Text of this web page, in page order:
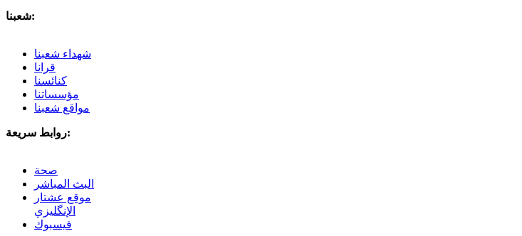
شعبنا:
شهداء شعبنا
قرانا
كنائسنا
مؤسساتنا
مواقع شعبنا
روابط سريعة:
صحة
البث المباشر
موقع عشتار
الإنگليزي
فيسبوك